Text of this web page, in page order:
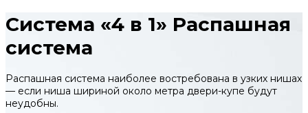
Система «4 в 1» Распашная
система
Распашная система наиболее востребована в узких нишах
— если ниша шириной около метра двери-купе будут
неудобны.